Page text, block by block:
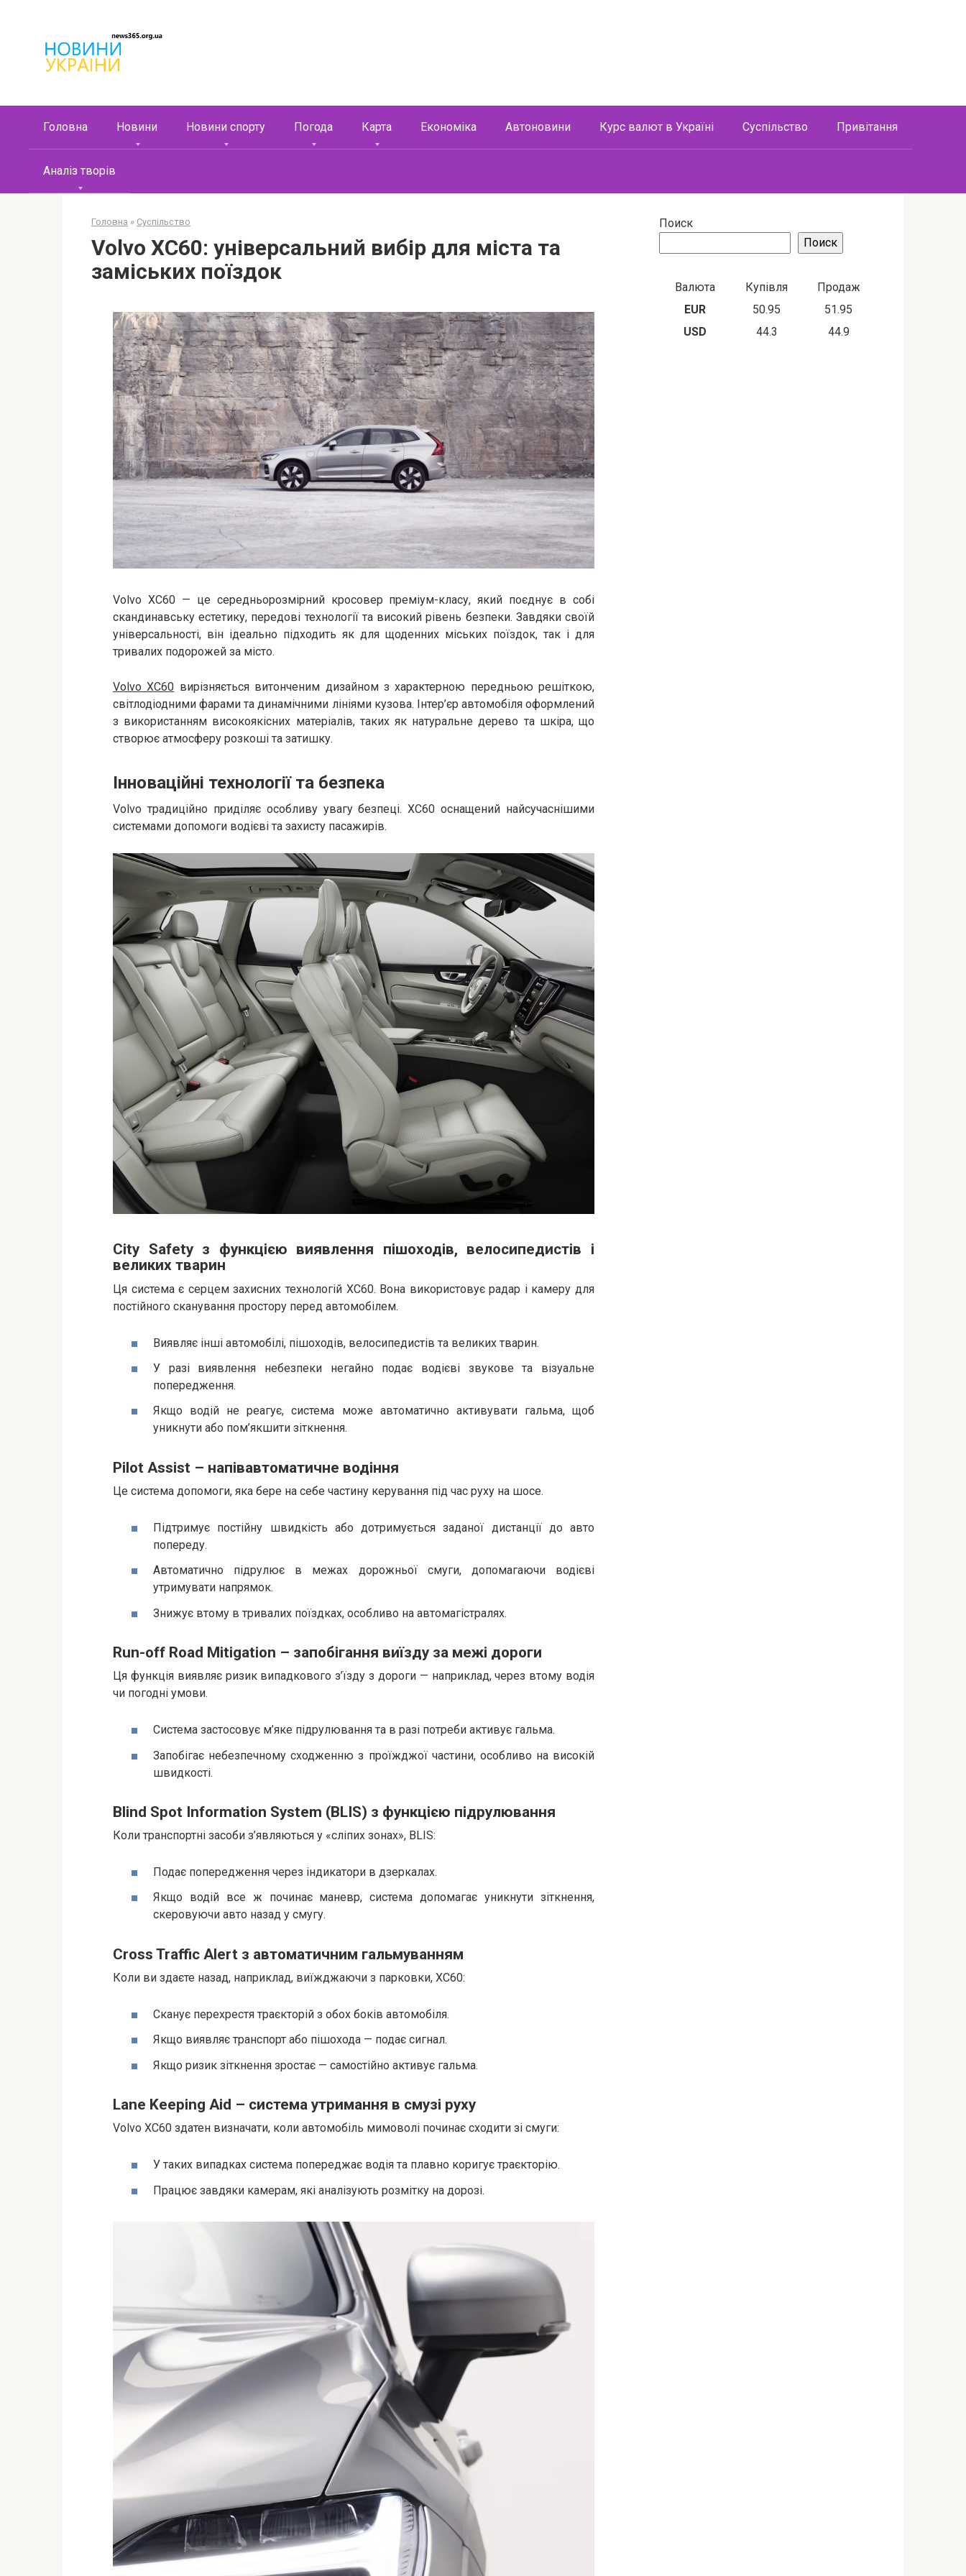
контенту
Головна Новини Новини спорту Погода Карта Економіка Автоновини Курс валют в Україні Суспільство Привітання
Аналіз творів
Головна » Суспільство
Volvo XC60: універсальний вибір для міста та
заміських поїздок
Volvo XC60 — це середньорозмірний кросовер преміум-класу, який поєднує в собі
скандинавську естетику, передові технології та високий рівень безпеки. Завдяки своїй
універсальності, він ідеально підходить як для щоденних міських поїздок, так і для
тривалих подорожей за місто.​
Volvo XC60 вирізняється витонченим дизайном з характерною передньою решіткою,
світлодіодними фарами та динамічними лініями кузова. Інтер’єр автомобіля оформлений
з використанням високоякісних матеріалів, таких як натуральне дерево та шкіра, що
створює атмосферу розкоші та затишку.​
Інноваційні технології та безпека
Volvo традиційно приділяє особливу увагу безпеці. XC60 оснащений найсучаснішими
системами допомоги водієві та захисту пасажирів.​
City Safety з функцією виявлення пішоходів, велосипедистів і
великих тварин
Ця система є серцем захисних технологій XC60. Вона використовує радар і камеру для
постійного сканування простору перед автомобілем.
Виявляє інші автомобілі, пішоходів, велосипедистів та великих тварин.
У разі виявлення небезпеки негайно подає водієві звукове та візуальне
попередження.
Якщо водій не реагує, система може автоматично активувати гальма, щоб
уникнути або пом’якшити зіткнення.
Pilot Assist – напівавтоматичне водіння
Це система допомоги, яка бере на себе частину керування під час руху на шосе.
Підтримує постійну швидкість або дотримується заданої дистанції до авто
попереду.
Автоматично підрулює в межах дорожньої смуги, допомагаючи водієві
утримувати напрямок.
Знижує втому в тривалих поїздках, особливо на автомагістралях.
Run-off Road Mitigation – запобігання виїзду за межі дороги
Ця функція виявляє ризик випадкового з’їзду з дороги — наприклад, через втому водія
чи погодні умови.
Система застосовує м’яке підрулювання та в разі потреби активує гальма.
Запобігає небезпечному сходженню з проїжджої частини, особливо на високій
швидкості.
Blind Spot Information System (BLIS) з функцією підрулювання
Коли транспортні засоби з’являються у «сліпих зонах», BLIS:
Подає попередження через індикатори в дзеркалах.
Якщо водій все ж починає маневр, система допомагає уникнути зіткнення,
скеровуючи авто назад у смугу.
Cross Traffic Alert з автоматичним гальмуванням
Коли ви здаєте назад, наприклад, виїжджаючи з парковки, XC60:
Сканує перехрестя траєкторій з обох боків автомобіля.
Якщо виявляє транспорт або пішохода — подає сигнал.
Якщо ризик зіткнення зростає — самостійно активує гальма.
Lane Keeping Aid – система утримання в смузі руху
Volvo XC60 здатен визначати, коли автомобіль мимоволі починає сходити зі смуги:
У таких випадках система попереджає водія та плавно коригує траєкторію.
Працює завдяки камерам, які аналізують розмітку на дорозі.
Поиск
Поиск
Валюта Купівля
Продаж
EUR
50.95
51.95
USD
44.3 44.9